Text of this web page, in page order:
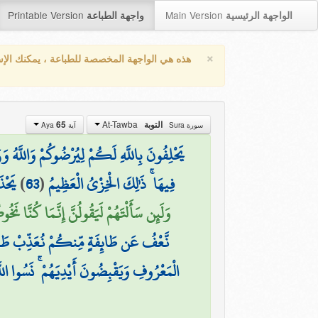
Printable Version واجهة الطباعة Main Version الواجهة الرئيسية
× هذه هي الواجهة المخصصة للطباعة ، يمكنك
سورة Sura التوبة آية Aya 65
يَحْلِفُونَ بِاللَّهِ لَكُمْ لِيُرْضُوكُمْ وَاللَّهُ
فِيهَا ۚ ذَٰلِكَ الْخِزْيُ الْعَظِيمُ(
63
)
وَلَئِن سَأَلْتَهُمْ لَيَقُولُنَّ إِنَّمَا كُنَّا
نَّعْفُ عَن طَائِفَةٍ مِّنكُمْ نُعَذِّبْ
الْمَعْرُوفِ وَيَقْبِضُونَ أَيْدِيَهُمْ ۚ نَسُوا